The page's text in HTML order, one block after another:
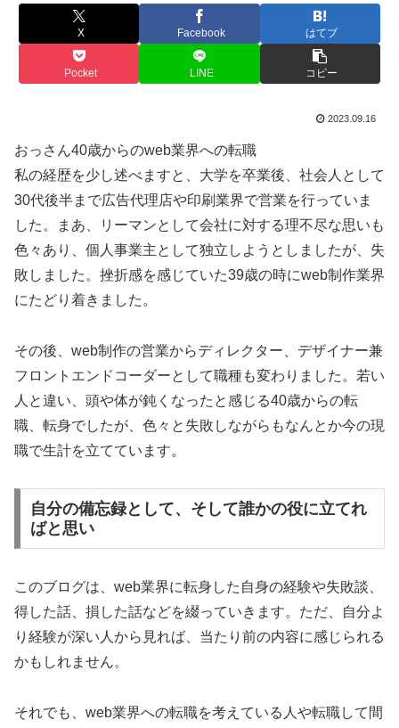
X Facebook はてブ
Pocket LINE コピー
2023.09.16
おっさん40歳からのweb業界への転職
私の経歴を少し述べますと、大学を卒業後、社会人として
30代後半まで広告代理店や印刷業界で営業を行っていま
した。まあ、リーマンとして会社に対する理不尽な思いも
色々あり、個人事業主として独立しようとしましたが、失
敗しました。挫折感を感じていた39歳の時にweb制作業界
にたどり着きました。
その後、web制作の営業からディレクター、デザイナー兼
フロントエンドコーダーとして職種も変わりました。若い
人と違い、頭や体が鈍くなったと感じる40歳からの転
職、転身でしたが、色々と失敗しながらもなんとか今の現
職で生計を立てています。
自分の備忘録として、そして誰かの役に立てれ
ばと思い
このブログは、web業界に転身した自身の経験や失敗談、
得した話、損した話などを綴っていきます。ただ、自分よ
り経験が深い人から見れば、当たり前の内容に感じられる
かもしれません。
それでも、web業界への転職を考えている人や転職して間